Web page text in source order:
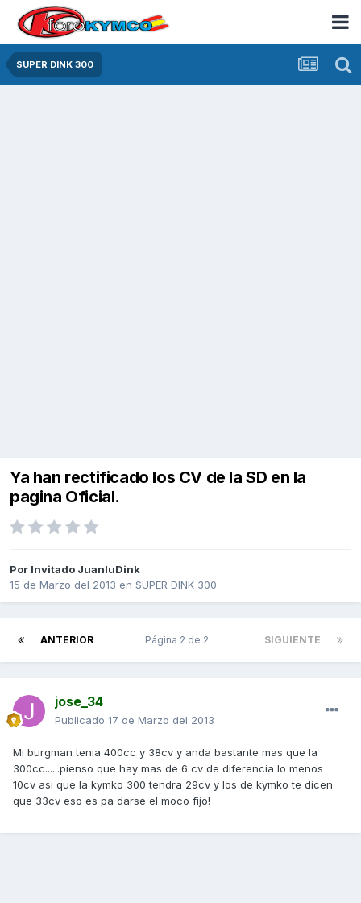
SUPER DINK 300
Ya han rectificado los CV de la SD en la
pagina Oficial.
Por Invitado JuanluDink
15 de Marzo del 2013 en SUPER DINK 300
ANTERIOR SIGUIENTE
Página 2 de 2
jose_34
Publicado 17 de Marzo del 2013
Mi burgman tenia 400cc y 38cv y anda bastante mas que la
300cc......pienso que hay mas de 6 cv de diferencia lo menos
10cv asi que la kymko 300 tendra 29cv y los de kymko te dicen
que 33cv eso es pa darse el moco fijo!